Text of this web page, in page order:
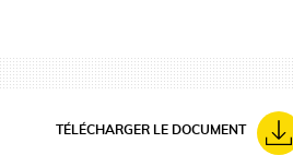
TÉLÉCHARGER LE DOCUMENT